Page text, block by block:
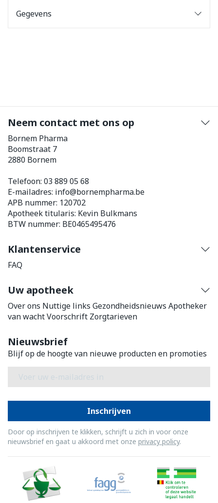
Gegevens
Neem contact met ons op
Bornem Pharma
Boomstraat 7
2880 Bornem
Telefoon: 03 889 05 68
E-mailadres: info@bornempharma.be
APB nummer: 120702
Apotheek titularis: Kevin Bulkmans
BTW nummer: BE0465495476
Klantenservice
FAQ
Uw apotheek
Over ons Nuttige links Gezondheidsnieuws Apotheker
van wachtVoorschrift Zorgtarieven
Nieuwsbrief
Blijf op de hoogte van nieuwe producten en promoties
Inschrijven
Door op inschrijven te klikken, schrijft u zich in voor onze
nieuwsbrief en gaat u akkoord met onze privacy policy.